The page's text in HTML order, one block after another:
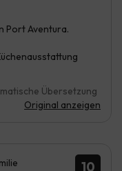
Port Aventura.
Übersetzung
Original anzeigen
10